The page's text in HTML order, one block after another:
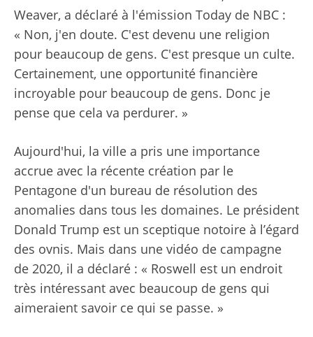
Weaver, a déclaré à l'émission Today de NBC :
« Non, j'en doute. C'est devenu une religion
pour beaucoup de gens. C'est presque un culte.
Certainement, une opportunité financière
incroyable pour beaucoup de gens. Donc je
pense que cela va perdurer. »
Aujourd'hui, la ville a pris une importance
accrue avec la récente création par le
Pentagone d'un bureau de résolution des
anomalies dans tous les domaines. Le président
Donald Trump est un sceptique notoire à l’égard
des ovnis. Mais dans une vidéo de campagne
de 2020, il a déclaré : « Roswell est un endroit
très intéressant avec beaucoup de gens qui
aimeraient savoir ce qui se passe. »